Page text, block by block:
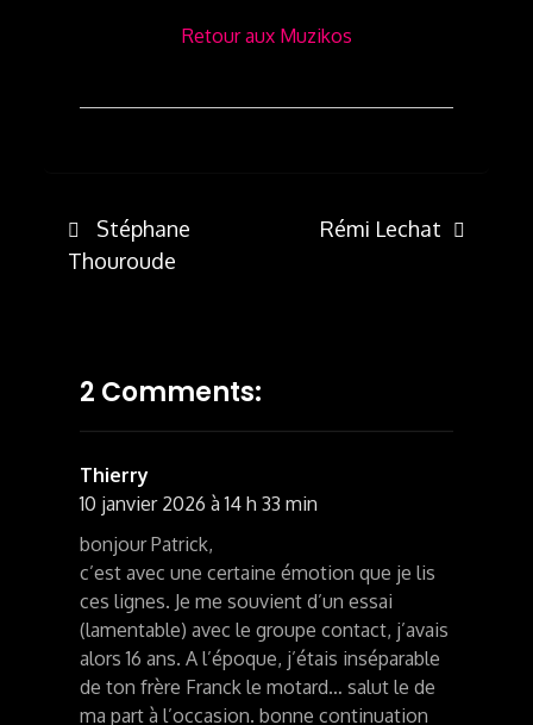
Retour aux Muzikos
Post
Stéphane
Thouroude
Rémi Lechat
2 Comments:
Thierry
10 janvier 2026 à 14 h 33 min
bonjour Patrick,
c’est avec une certaine émotion que je lis
ces lignes. Je me souvient d’un essai
(lamentable) avec le groupe contact, j’avais
alors 16 ans. A l’époque, j’étais inséparable
de ton frère Franck le motard… salut le de
ma part à l’occasion. bonne continuation